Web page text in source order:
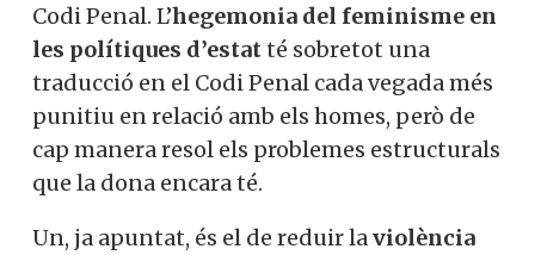
Codi Penal. L’hegemonia del feminisme en
les polítiques d’estatté sobretot una
traducció en el Codi Penal cada vegada més
punitiu en relació amb els homes, però de
cap manera resol els problemes estructurals
que la dona encara té.
Un, ja apuntat, és el de reduir laviolència